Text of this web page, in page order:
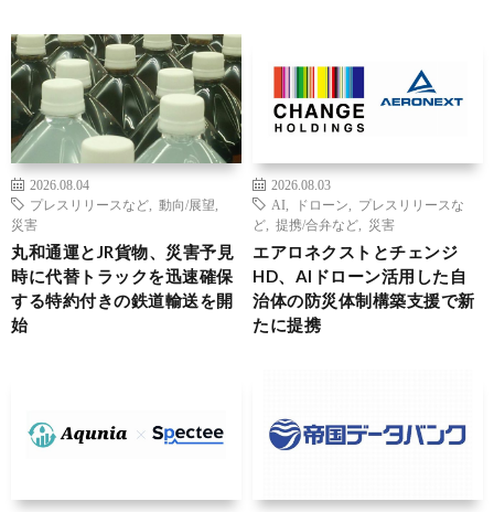
2026.08.04
プレスリリースなど
動向/展望
災害
丸和通運とJR貨物、災害予見
時に代替トラックを迅速確保
する特約付きの鉄道輸送を開
始
2026.08.03
AI
ドローン
プレスリリースな
ど
提携/合弁など 災害
エアロネクストとチェンジ
HD、AIドローン活用した自
治体の防災体制構築支援で新
たに提携